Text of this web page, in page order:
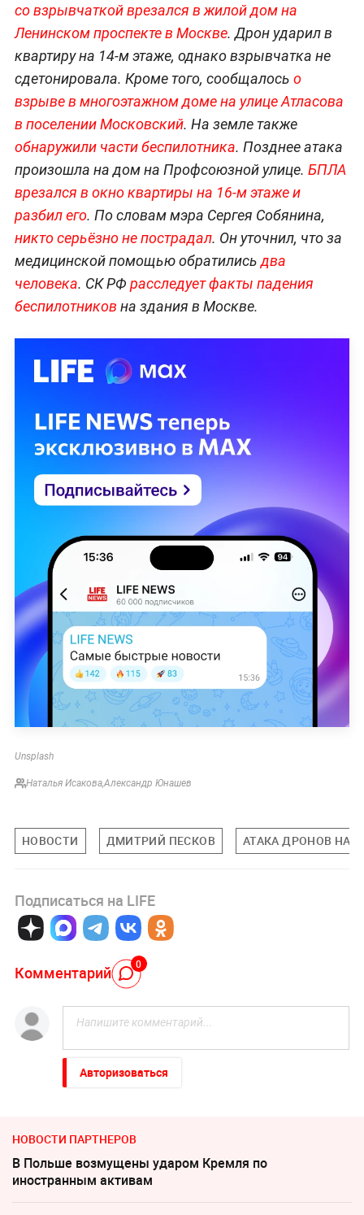
со взрывчаткой врезался в жилой дом на
Ленинском проспекте в Москве. Дрон ударил в
квартиру на 14-м этаже, однако взрывчатка не
сдетонировала. Кроме того, сообщалось о
взрыве в многоэтажном доме на улицеАтласова
в поселении Московский. На земле также
обнаружили части беспилотника. Позднее атака
произошла на дом на Профсоюзной улице. БПЛА
врезался в окно квартиры на 16-м этаже и
разбил его. По словам мэра Сергея Собянина,
никто серьёзно не пострадал. Он уточнил, что за
медицинской помощью обратилисьдва
человека. СК РФ расследует факты падения
беспилотников на здания в Москве.
Unsplash
Наталья Исакова,Александр Юнашев
НОВОСТИ ДМИТРИЙ ПЕСКОВ АТАКА ДРОНОВ НА
Подписаться на LIFE
Комментарий 0
Авторизоваться
НОВОСТИ ПАРТНЕРОВ
В Польше возмущены ударом Кремля по
иностранным активам